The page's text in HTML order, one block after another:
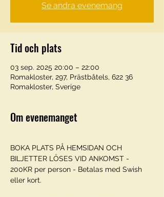
Se andra evenemang
Tid och plats
03 sep. 2025 20:00 – 22:00
Romakloster, 297, Prästbåtels, 622 36
Romakloster, Sverige
Om evenemanget
BOKA PLATS PÅ HEMSIDAN OCH
BILJETTER LÖSES VID ANKOMST -
200KR per person - Betalas med Swish
eller kort.